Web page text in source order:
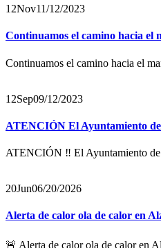
12Nov11/12/2023
Continuamos el camino hacia el
Continuamos el camino hacia el
12Sep09/12/2023
ATENCIÓN El Ayuntamiento de
ATENCIÓN ‼ El Ayuntamiento de
20Jun06/20/2026
Alerta de calor ola de calor en
🚨 Alerta de calor ola de calor en